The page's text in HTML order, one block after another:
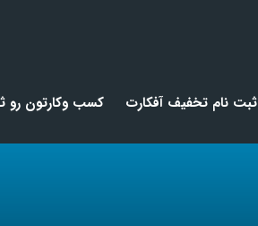
ثبت نام تخفیف آفکارت کسب وکارتون رو